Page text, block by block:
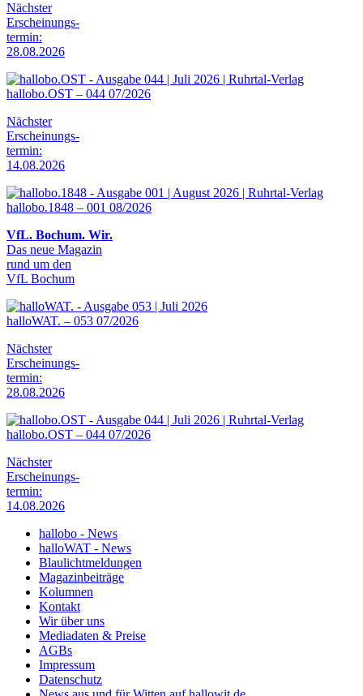
Nächster
Erscheinungs-
termin:
28.08.2026
hallobo.OST – 044 07/2026
Nächster
Erscheinungs-
termin:
14.08.2026
hallobo.1848 – 001 08/2026
VfL. Bochum. Wir.
Das neue Magazin
rund um den
VfL Bochum
halloWAT. – 053 07/2026
Nächster
Erscheinungs-
termin:
28.08.2026
hallobo.OST – 044 07/2026
Nächster
Erscheinungs-
termin:
14.08.2026
hallobo - News
halloWAT - News
Blaulichtmeldungen
Magazinbeiträge
Kolumnen
Kontakt
Wir über uns
Mediadaten & Preise
AGBs
Impressum
Datenschutz